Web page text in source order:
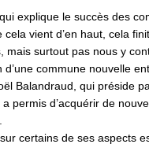
explique le succès des
vient d’en haut, cela
surtout pas nous y
commune nouvelle
Balandraud, qui préside
permis d’acquérir de
certains de ses aspects